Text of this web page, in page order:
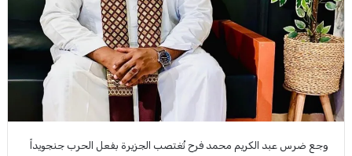
وجع ضرس عبد الكريم محمد فرح تُغتصب الجزيرة بفعل الحرب جنجويداً